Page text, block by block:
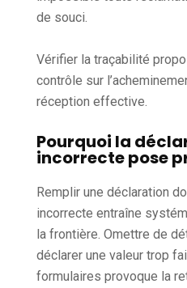
de souci.
Vérifier la traçabilité
contrôle sur
réception effective.
Pourquoi la
incorrecte pose
Remplir une déclaration
incorrecte entraîne
la frontière. Omettre de
déclarer une valeur trop
formulaires provoque la